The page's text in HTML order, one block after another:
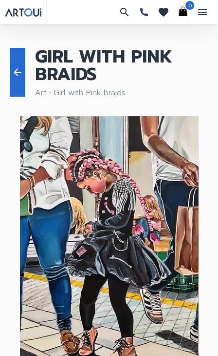
search favorites
0
menu
arrow_back
GIRL WITH PINK
BRAIDS
Art keyboard_arrow_right Girl with Pink braids